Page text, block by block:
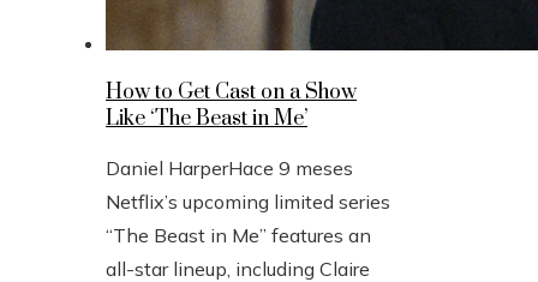
How to Get Cast on a Show
Like ‘The Beast in Me’
Daniel HarperHace 9 meses
Netflix’s upcoming limited series
“The Beast in Me” features an
all-star lineup, including Claire